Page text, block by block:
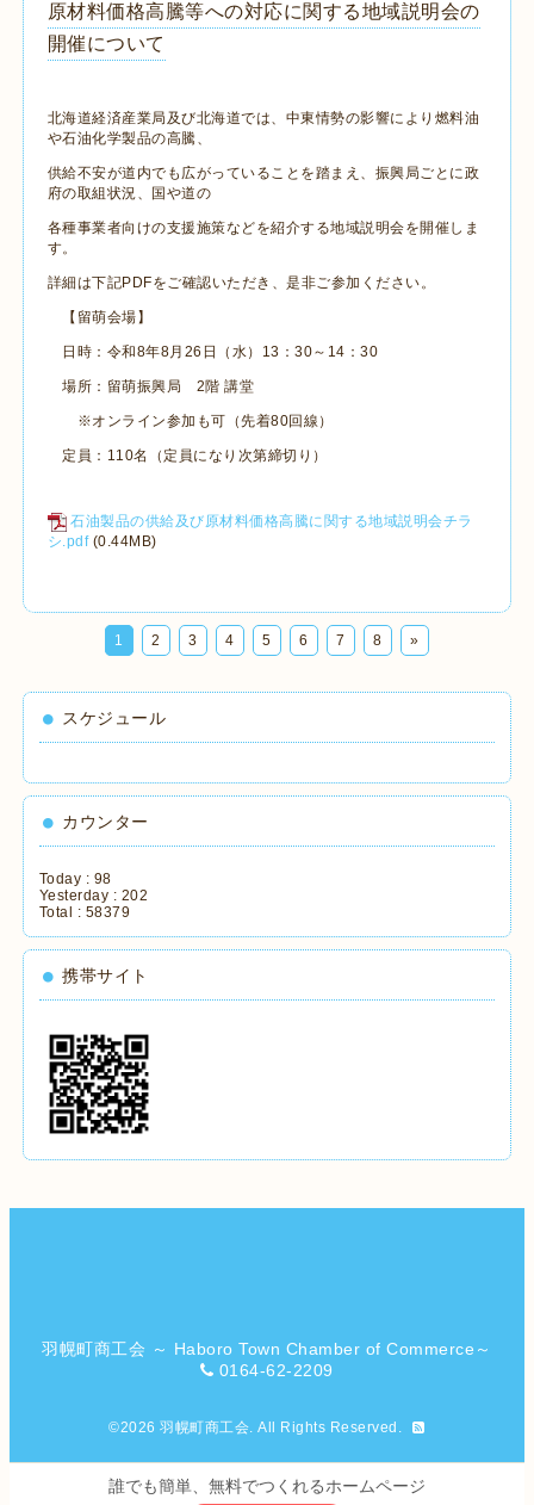
原材料価格高騰等への対応に関する地域説明会の
開催について
北海道経済産業局及び北海道では、中東情勢の影響により燃料油
や石油化学製品の高騰、
供給不安が道内でも広がっていることを踏まえ、振興局ごとに政
府の取組状況、国や道の
各種事業者向けの支援施策などを紹介する地域説明会を開催しま
す。
詳細は下記PDFをご確認いただき、是非ご参加ください。
【留萌会場】
日時：令和8年8月26日（水）13：30～14：30
場所：留萌振興局 2階 講堂
※オンライン参加も可（先着80回線）
定員：110名（定員になり次第締切り）
石油製品の供給及び原材料価格高騰に関する地域説明会チラ
シ.pdf (0.44MB)
1 2 3 4 5 6 7 8 »
スケジュール
カウンター
Today : 98
Yesterday : 202
Total : 58379
携帯サイト
羽幌町商工会 ～ Haboro Town Chamber of Commerce～
0164-62-2209
©2026羽幌町商工会. All Rights Reserved.
誰でも簡単、無料でつくれるホームページ